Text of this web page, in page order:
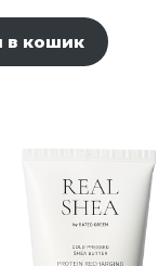
в кошик